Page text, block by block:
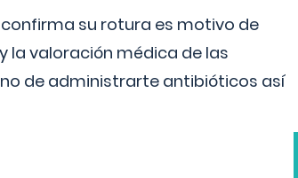
su rotura es motivo de
la valoración médica de las
de administrarte antibióticos así